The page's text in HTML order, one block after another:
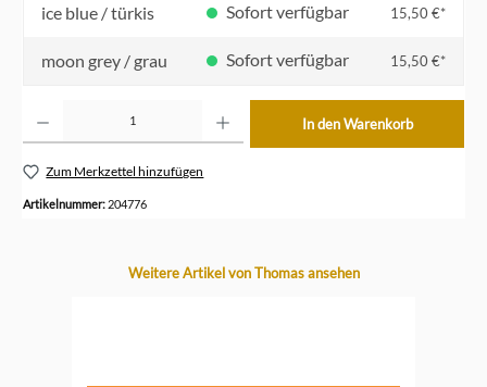
ice blue / türkis Sofort verfügbar 15,50 €*
moon grey / grau Sofort verfügbar 15,50 €*
In den Warenkorb
Zum Merkzettel hinzufügen
Artikelnummer: 204776
Produktgalerie überspringen
Weitere Artikel von Thomas ansehen